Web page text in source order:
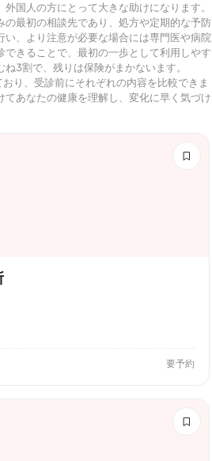
国人の方にとって大きな助けになります。
最初の相談先であり、処方や定期的な予防
、より注意が必要な場合には専門医や病院
きることで、最初の一歩として利用しやす
3割で、残りは保険がまかないます。
り、受診前にそれぞれの内容を比較できま
あなたの健康を理解し、変化に早く気づけ
要予約